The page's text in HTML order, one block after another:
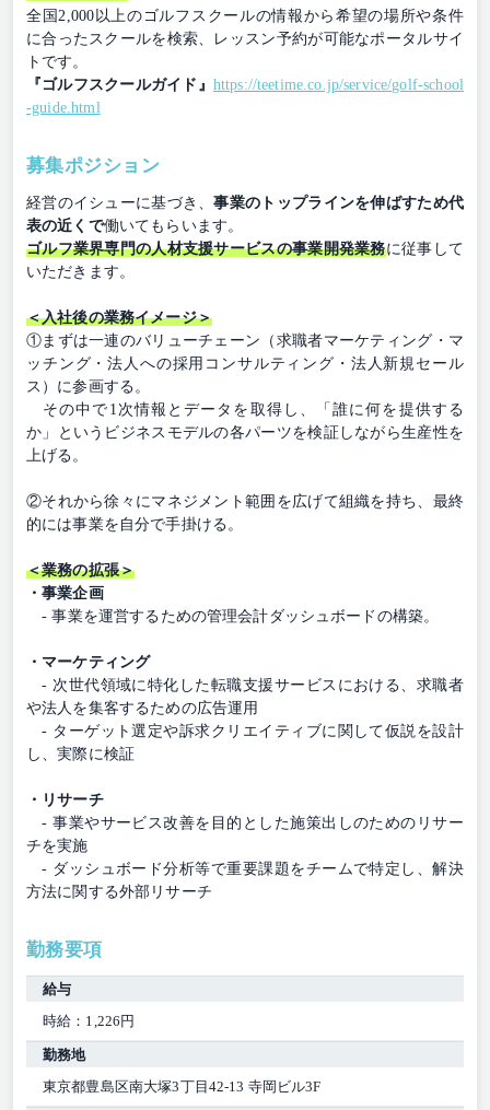
全国2,000以上のゴルフスクールの情報から希望の場所や条件
に合ったスクールを検索、レッスン予約が可能なポータルサイ
トです。
『ゴルフスクールガイド』 https://teetime.co.jp/service/golf-school
-guide.html
募集ポジション
経営のイシューに基づき、事業のトップラインを伸ばすため代
表の近くで働いてもらいます。
ゴルフ業界専門の人材支援サービスの事業開発業務に従事して
いただきます。
＜入社後の業務イメージ＞
①まずは一連のバリューチェーン（求職者マーケティング・マ
ッチング・法人への採用コンサルティング・法人新規セール
ス）に参画する。
その中で1次情報とデータを取得し、「誰に何を提供する
か」というビジネスモデルの各パーツを検証しながら生産性を
上げる。
②それから徐々にマネジメント範囲を広げて組織を持ち、最終
的には事業を自分で手掛ける。
＜業務の拡張＞
・事業企画
- 事業を運営するための管理会計ダッシュボードの構築。
・マーケティング
- 次世代領域に特化した転職支援サービスにおける、求職者
や法人を集客するための広告運用
- ターゲット選定や訴求クリエイティブに関して仮説を設計
し、実際に検証
・リサーチ
- 事業やサービス改善を目的とした施策出しのためのリサー
チを実施
- ダッシュボード分析等で重要課題をチームで特定し、解決
方法に関する外部リサーチ
勤務要項
給与
時給：1,226円
勤務地
東京都豊島区南大塚3丁目42-13 寺岡ビル3F